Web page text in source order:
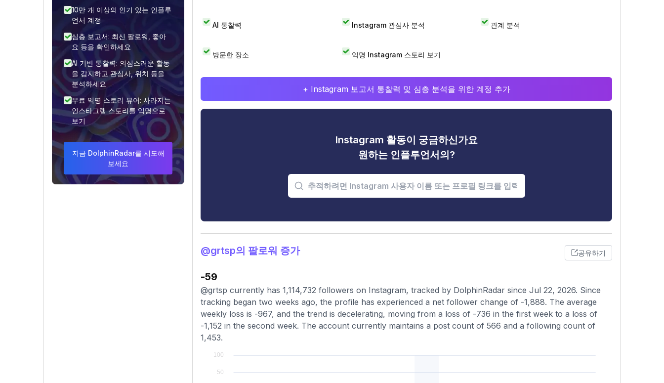
10만 개 이상의 인기 있는 인플루
언서 계정
심층 보고서: 최신 팔로워, 좋아
요 등을 확인하세요
AI 기반 통찰력: 의심스러운 활동
을 감지하고 관심사, 위치 등을
분석하세요
무료 익명 스토리 뷰어: 사라지는
인스타그램 스토리를 익명으로
보기
지금 DolphinRadar를 시도해
보세요
AI 통찰력 Instagram 관심사 분석 관계 분석
방문한 장소 익명 Instagram 스토리 보기
+ Instagram 보고서 통찰력 및 심층 분석을 위한 계정 추가
Instagram 활동이 궁금하신가요
원하는 인플루언서의?
@grtsp의 팔로워 증가 공유하기
-59
@grtsp currently has 1,114,732 followers on Instagram, tracked by DolphinRadar since Jul 22, 2026. Since
tracking began two weeks ago, the profile has experienced a net follower change of -1,888. The average
weekly loss is -967, and the trend is decelerating, moving from a loss of -736 in the first week to a loss of
-1,152 in the second week. The account currently maintains a post count of 566 and a following count of
1,453.